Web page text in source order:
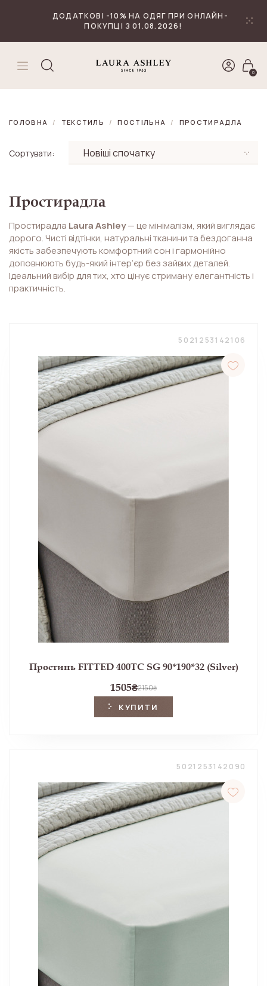
ДОДАТКОВІ -10% НА ОДЯГ ПРИ ОНЛАЙН-
ПОКУПЦІ З 01.08.2026!
0
ГОЛОВНА ТЕКСТИЛЬ ПОСТІЛЬНА ПРОСТИРАДЛА
Сортувати:
Простирадла
Простирадла Laura Ashley— це мінімалізм, який виглядає
дорого. Чисті відтінки, натуральні тканини та бездоганна
якість забезпечують комфортний сон і гармонійно
доповнюють будь-який інтер’єр без зайвих деталей.
Ідеальний вибір для тих, хто цінує стриману елегантність і
практичність.
5021253142106
Простинь FITTED 400TC SG 90*190*32 (Silver)
1505₴2150₴
КУПИТИ
5021253142090